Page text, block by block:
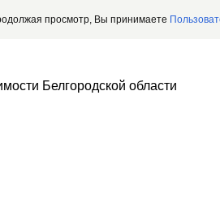
просмотр, Вы принимаете
Белгородской области